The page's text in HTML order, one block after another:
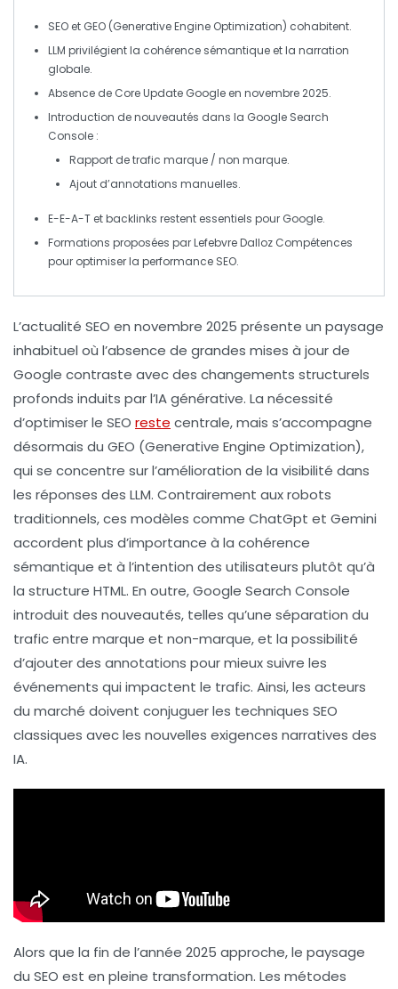
SEO et GEO (Generative Engine Optimization) cohabitent.
LLM privilégient la cohérence sémantique et la narration
globale.
Absence de Core Update Google en novembre 2025.
Introduction de nouveautés dans la Google Search
Console :
Rapport detrafic marque / non marque.
Ajout d’annotations manuelles.
E-E-A-T etbacklinks restent essentiels pour Google.
Formations proposées parLefebvre Dalloz Compétences
pour optimiser la performance SEO.
L’actualité SEO en novembre 2025 présente un paysage
inhabituel où l’absence de grandes mises à jour de
Google contraste avec des changements structurels
profonds induits par l’IA générative. La nécessité
d’optimiser le SEO reste centrale, mais s’accompagne
désormais du GEO (Generative Engine Optimization),
qui se concentre sur l’amélioration de la visibilité dans
les réponses des LLM. Contrairement aux robots
traditionnels, ces modèles comme ChatGpt et Gemini
accordent plus d’importance à la cohérence
sémantique et à l’intention des utilisateurs plutôt qu’à
la structure HTML. En outre, Google Search Console
introduit des nouveautés, telles qu’une séparation du
trafic entre marque et non-marque, et la possibilité
d’ajouter des annotations pour mieux suivre les
événements qui impactent le trafic. Ainsi, les acteurs
du marché doivent conjuguer les techniques SEO
classiques avec les nouvelles exigences narratives des
IA.
Alors que la fin de l’année 2025 approche, le paysage
du SEO est en pleine transformation. Les métodes